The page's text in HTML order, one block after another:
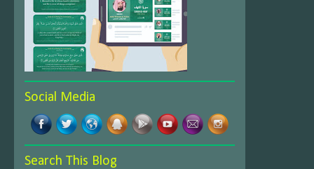
Social Media
Search This Blog